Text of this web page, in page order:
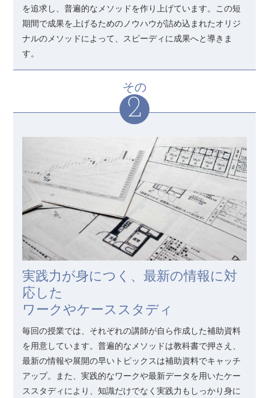
を追求し、普遍的なメソッドを作り上げています。この短
期間で成果を上げるためのノウハウが詰め込まれたオリジ
ナルのメソッドによって、スピーディに成果へと導きま
す。
その
実践力が身につく、最新の情報に対
応した
ワークやケーススタディ
毎回の授業では、それぞれの講師が自ら作成した補助資料
を用意しています。普遍的なメソッドは教科書で押さえ、
最新の情報や展開の早いトピックスは補助資料でキャッチ
アップ。また、実践的なワークや最新データを用いたケー
ススタディにより、知識だけでなく実践力もしっかり身に